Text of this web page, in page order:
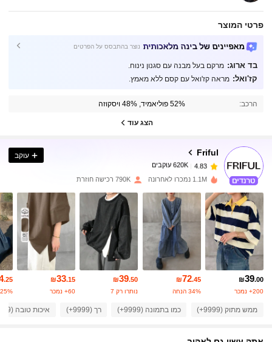
פרטי המוצר
מאפיינים של בינה מלאכותית נוצר בהתבסס על הפרטים
בד ארוג: מרקם בעל מבנה עם סגנון נינוח.
קז'ואל: מראה קז'ואל עם קסם ללא מאמץ.
הרכב: 52% פוליאמיד, 48% ויסקוזה
הצג עוד
Friful
620K עוקבים
t***5 שילםלפני יום אחד
4.83 620K עוקבים
4.83 620K עוקבים
620K עוקבים
4.83 620K עוקבים
עוקב
1.1M נמכרו לאחרונה 790K רכישה חוזרת
₪39.00
200+ נמכר
₪72.45
34% הנחה
₪39.50
נותרו רק 7
₪33.15
60+ נמכר
.25
25% הנחה
ממש מתוק (9999+) כמו בתמונה (9999+) רך (9999+) איכות טובה (9999+)